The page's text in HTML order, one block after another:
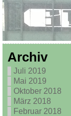
Archiv
Juli 2019
Mai 2019
Oktober 2018
März 2018
Februar 2018